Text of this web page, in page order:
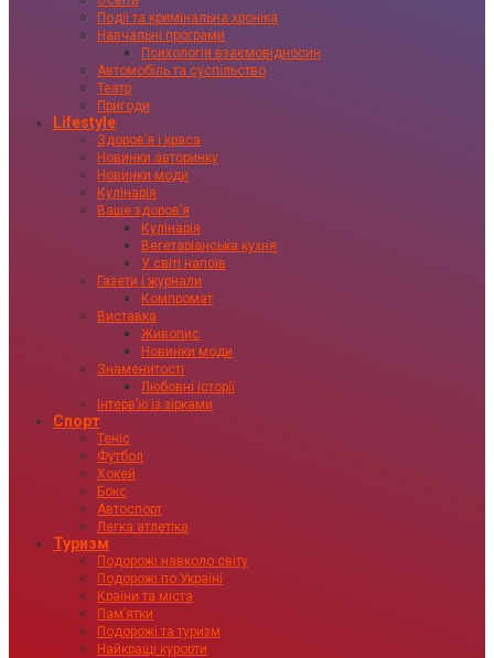
Події та кримінальна хроніка
Навчальні програми
Психологія взаємовідносин
Автомобіль та суспільство
Театр
Пригоди
Lifestyle
Здоровʼя і краса
Новинки авторинку
Новинки моди
Кулінарія
Ваше здоровʼя
Кулінарія
Вегетаріанська кухня
У світі напоїв
Газети і журнали
Компромат
Виставка
Живопис
Новинки моди
Знаменитості
Любовні історії
Інтервʼю із зірками
Спорт
Теніс
Футбол
Хокей
Бокс
Автоспорт
Легка атлетіка
Туризм
Подорожі навколо світу
Подорожі по Україні
Країни та міста
Пам’ятки
Подорожі та туризм
Найкращі курорти